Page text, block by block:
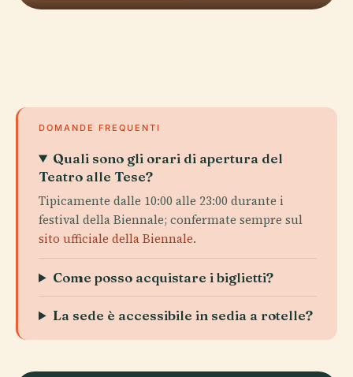
DOMANDE FREQUENTI
Quali sono gli orari di apertura del
Teatro alle Tese?
Tipicamente dalle 10:00 alle 23:00 durante i
festival della Biennale; confermate sempre sul
sito ufficiale della Biennale.
Come posso acquistare i biglietti?
La sede è accessibile in sedia a rotelle?